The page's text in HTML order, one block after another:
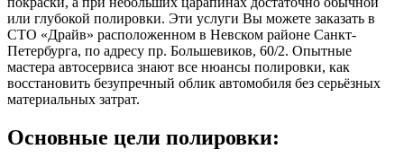
или глубокой полировки. Эти услуги Вы можете заказать в
СТО «Драйв» расположенном в Невском районе Санкт-
Петербурга, по адресу пр. Большевиков, 60/2. Опытные
мастера автосервиса знают все нюансы полировки, как
восстановить безупречный облик автомобиля без серьёзных
материальных затрат.
Основные цели полировки: